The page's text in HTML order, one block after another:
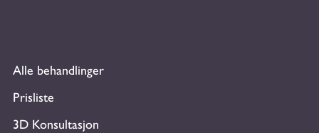
Alle behandlinger
Prisliste
3D Konsultasjon